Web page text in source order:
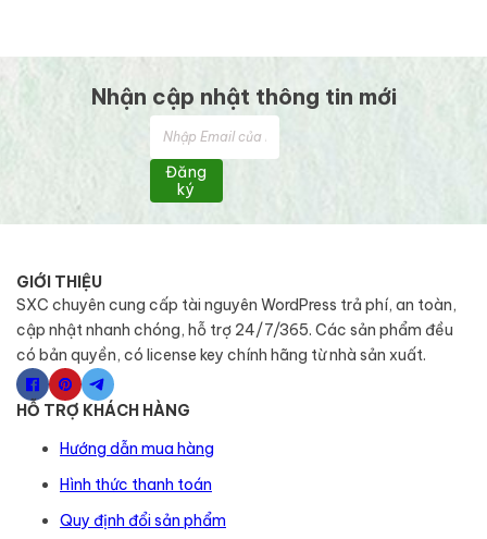
Nhận cập nhật thông tin mới
Đăng
ký
GIỚI THIỆU
SXC chuyên cung cấp tài nguyên WordPress trả phí, an toàn,
cập nhật nhanh chóng, hỗ trợ 24/7/365. Các sản phẩm đều
có bản quyền, có license key chính hãng từ nhà sản xuất.
HỖ TRỢ KHÁCH HÀNG
Hướng dẫn mua hàng
Hình thức thanh toán
Quy định đổi sản phẩm